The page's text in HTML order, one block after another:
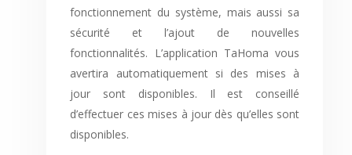
fonctionnement du système, mais aussi sa
sécurité et l’ajout de nouvelles
fonctionnalités. L’application TaHoma vous
avertira automatiquement si des mises à
jour sont disponibles. Il est conseillé
d’effectuer ces mises à jour dès qu’elles sont
disponibles.